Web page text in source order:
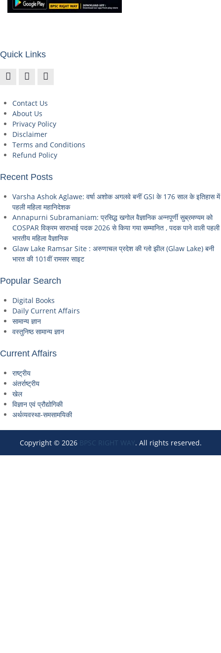
Quick Links
Contact Us
About Us
Privacy Policy
Disclaimer
Terms and Conditions
Refund Policy
Recent Posts
Varsha Ashok Aglawe: वर्षा अशोक अगलवे बनीं GSI के 176 साल के इतिहास में
पहली महिला महानिदेशक
Annapurni Subramaniam: प्रसिद्ध खगोल वैज्ञानिक अन्नपूर्णी सुब्रमण्यम को
COSPAR विक्रम साराभाई पदक 2026 से किया गया सम्मानित , पदक पाने वाली पहली
भारतीय महिला वैज्ञानिक
Glaw Lake Ramsar Site : अरुणाचल प्रदेश की ग्लो झील (Glaw Lake) बनी
भारत की 101वीं रामसर साइट
Popular Search
Digital Books
Daily Current Affairs
सामान्य ज्ञान
वस्तुनिष्ठ सामान्य ज्ञान
Current Affairs
राष्ट्रीय
अंतर्राष्ट्रीय
खेल
विज्ञान एवं प्रौद्योगिकी
अर्थव्यवस्था-समसामयिकी
Copyright © 2026 BPSC RIGHT WAY . All rights reserved.